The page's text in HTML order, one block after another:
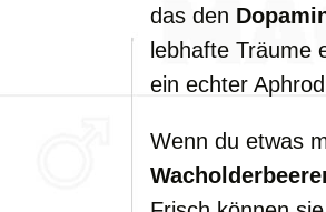
das den
lebhafte Träume
ein echter
Wenn du etwas